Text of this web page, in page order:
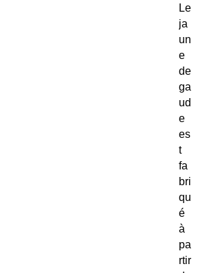
Le
ja
un
e
de
ga
ud
e
es
t
fa
bri
qu
é
à
pa
rtir